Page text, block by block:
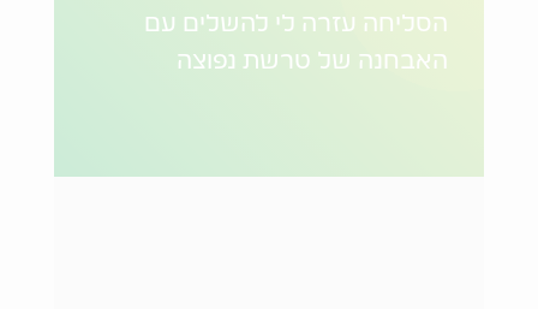
הסליחה עזרה לי להשלים עם
האבחנה של טרשת נפוצה